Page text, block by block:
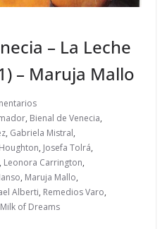
– La Leche
– Maruja Mallo
, Bienal de Venecia,
, Gabriela Mistral,
, Josefa Tolrá,
, Leonora Carrington,
, Maruja Mallo,
Alberti, Remedios Varo,
of Dreams